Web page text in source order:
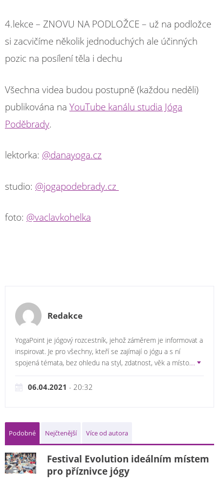
4.lekce – ZNOVU NA PODLOŽCE – už na podložce
si zacvičíme několik jednoduchých ale účinných
pozic na posílení těla i dechu
Všechna videa budou postupně (každou neděli)
publikována na YouTube kanálu studia Jóga
Poděbrady.
lektorka: @danayoga.cz
studio: @jogapodebrady.cz
foto: @vaclavkohelka
Redakce
YogaPoint je jógový rozcestník, jehož záměrem je informovat a
inspirovat. Je pro všechny, kteří se zajímají o jógu a s ní
spojená témata, bez ohledu na styl, zdatnost, věk a místo....
06.04.2021 - 20:32
Podobné Nejčtenější Více od autora
Festival Evolution ideálním místem
pro příznivce jógy